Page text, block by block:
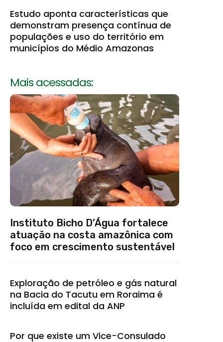
Estudo aponta características que
demonstram presença contínua de
populações e uso do território em
municípios do Médio Amazonas
Mais acessadas:
Instituto Bicho D’Água fortalece
atuação na costa amazônica com
foco em crescimento sustentável
Exploração de petróleo e gás natural
na Bacia do Tacutu em Roraima é
incluída em edital da ANP
Por que existe um Vice-Consulado